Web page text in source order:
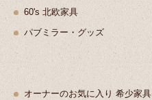
60's 北欧家具
パブミラー・グッズ
オーナーのお気に入り 希少家具